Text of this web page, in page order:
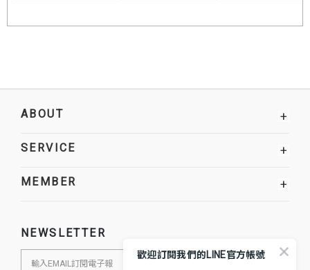
ABOUT +
SERVICE +
MEMBER +
NEWSLETTER
歡迎訂閱我們的LINE官方帳號